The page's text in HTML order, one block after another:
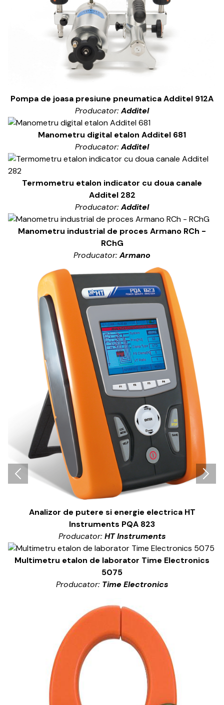
Pompa de joasa presiune pneumatica Additel 912A
Producator:Additel
Manometru digital etalon Additel 681
Producator:Additel
Termometru etalon indicator cu doua canale
Additel 282
Producator:Additel
Manometru industrial de proces Armano RCh -
RChG
Producator:Armano
Analizor de putere si energie electrica HT
Instruments PQA 823
Producator: HT Instruments
Multimetru etalon de laborator Time Electronics
5075
Producator: Time Electronics